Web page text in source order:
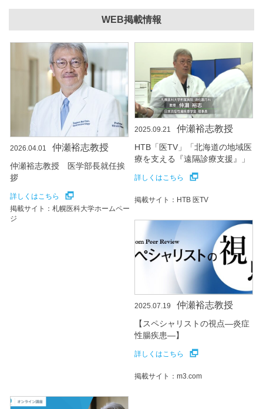
WEB掲載情報
2026.04.01 仲瀬裕志教授
仲瀬裕志教授 医学部長就任挨
拶
詳しくはこちら
掲載サイト：札幌医科大学ホームペー
ジ
2025.09.21 仲瀬裕志教授
HTB「医TV」「北海道の地域医
療を支える『遠隔診療支援』」
詳しくはこちら
掲載サイト：HTB 医TV
2025.07.19 仲瀬裕志教授
【スペシャリストの視点―炎症
性腸疾患―】
詳しくはこちら
掲載サイト：m3.com